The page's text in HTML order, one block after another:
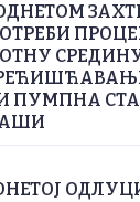
ПУМПНА